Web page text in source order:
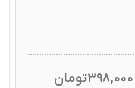
398,000تومان